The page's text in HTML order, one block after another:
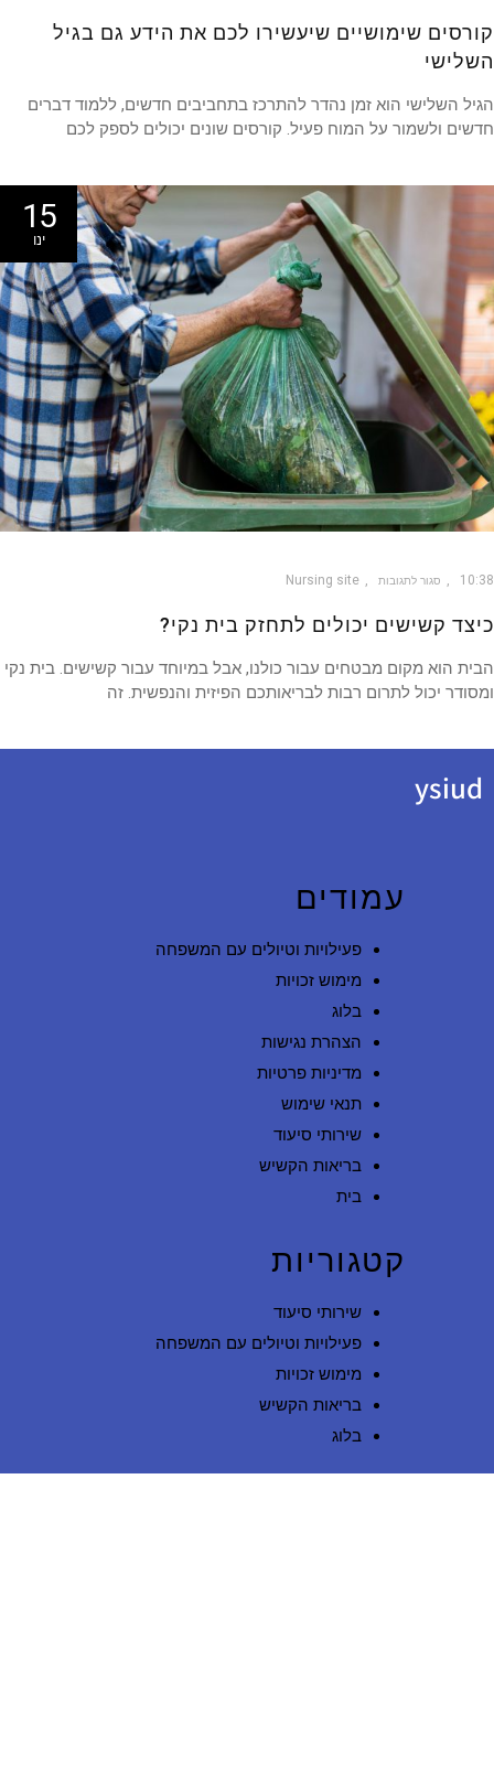
שימושיים שיעשירו לכם את הידע גם בגיל
השלישי הוא זמן נהדר להתרכז בתחביבים חדשים, ללמוד דברים
ולשמור על המוח פעיל. קורסים שונים יכולים לספק לכם
15
סגור לתגובות Nursing site
קשישים יכולים לתחזק בית נקי?
הוא מקום מבטחים עבור כולנו, אבל במיוחד עבור קשישים. בית נקי
יכול לתרום רבות לבריאותכם הפיזית והנפשית. זה
עמודים
פעילויות וטיולים עם המשפחה
מימוש זכויות
בלוג
הצהרת נגישות
מדיניות פרטיות
תנאי שימוש
שירותי סיעוד
בריאות הקשיש
בית
קטגוריות
שירותי סיעוד
פעילויות וטיולים עם המשפחה
מימוש זכויות
בריאות הקשיש
בלוג